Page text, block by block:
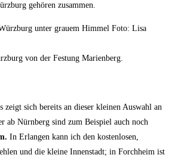
gehören zusammen.
von der Festung Marienberg.
sich bereits an dieser kleinen Auswahl an
ab Nürnberg sind zum Beispiel auch noch
In Erlangen kann ich den kostenlosen,
und die kleine Innenstadt; in Forchheim ist